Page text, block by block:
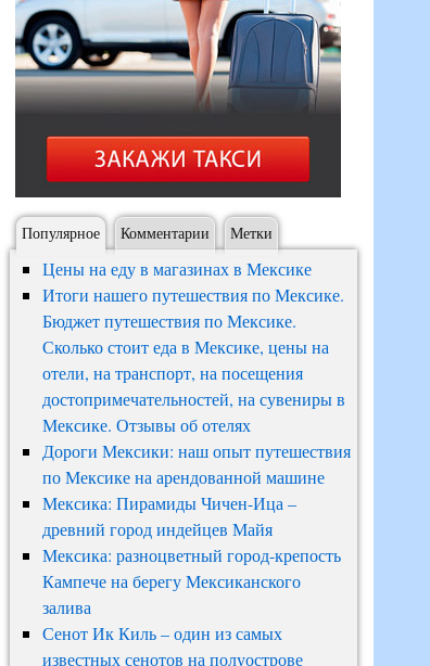
Популярное Комментарии Метки
Цены на еду в магазинах в Мексике
Итоги нашего путешествия по Мексике.
Бюджет путешествия по Мексике.
Сколько стоит еда в Мексике, цены на
отели, на транспорт, на посещения
достопримечательностей, на сувениры в
Мексике. Отзывы об отелях
Дороги Мексики: наш опыт путешествия
по Мексике на арендованной машине
Мексика: Пирамиды Чичен-Ица –
древний город индейцев Майя
Мексика: разноцветный город-крепость
Кампече на берегу Мексиканского
залива
Сенот Ик Киль – один из самых
известных сенотов на полуострове